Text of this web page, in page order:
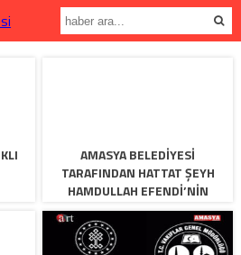
AMASYA BELEDİYESİ
TARAFINDAN HATTAT ŞEYH
HAMDULLAH EFENDİ’NİN
VEFATININ 500. YIL DÖNÜMÜ
ANMA ETKİNLİKLERİ
DÜZENLENECEK